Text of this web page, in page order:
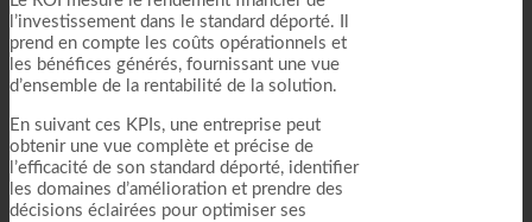
l’investissement dans le standard déporté. Il
prend en compte les coûts opérationnels et
les bénéfices générés, fournissant une vue
d’ensemble de la rentabilité de la solution.
En suivant ces KPIs, une entreprise peut
obtenir une vue complète et précise de
l’efficacité de son standard déporté, identifier
les domaines d’amélioration et prendre des
décisions éclairées pour optimiser ses